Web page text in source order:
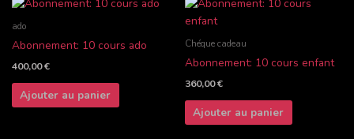
ado
Abonnement: 10 cours ado
400,00€
Ajouter au panier
Chéque cadeau
Abonnement: 10 cours enfant
360,00€
Ajouter au panier